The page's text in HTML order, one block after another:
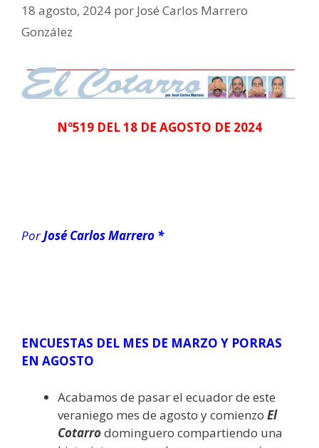
18 agosto, 2024 por José Carlos Marrero
González
Nº519 DEL 18 DE AGOSTO DE 2024
PorJosé Carlos Marrero *
ENCUESTAS DEL MES DE MARZO Y PORRAS
EN AGOSTO
Acabamos de pasar el ecuador de este
veraniego mes de agosto y comienzo El
Cotarrodominguero compartiendo una